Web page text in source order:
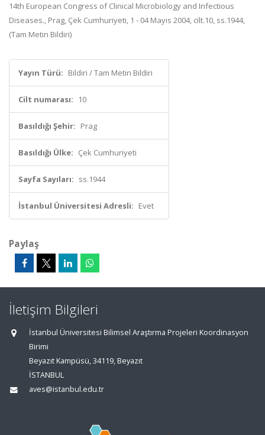
14th European Congress of Clinical Microbiology and Infectious
Diseases., Prag, Çek Cumhuriyeti, 1 - 04 Mayıs 2004, cilt.10, ss.1944,
(Tam Metin Bildiri)
Yayın Türü: Bildiri / Tam Metin Bildiri
Cilt numarası: 10
Basıldığı Şehir: Prag
Basıldığı Ülke: Çek Cumhuriyeti
Sayfa Sayıları: ss.1944
İstanbul Üniversitesi Adresli: Evet
Paylaş
İletişim Bilgileri
İstanbul Üniversitesi Bilimsel Araştırma Projeleri Koordinasyon
Birimi
Beyazıt Kampüsü, 34119, Beyazıt
İSTANBUL
aves@istanbul.edu.tr